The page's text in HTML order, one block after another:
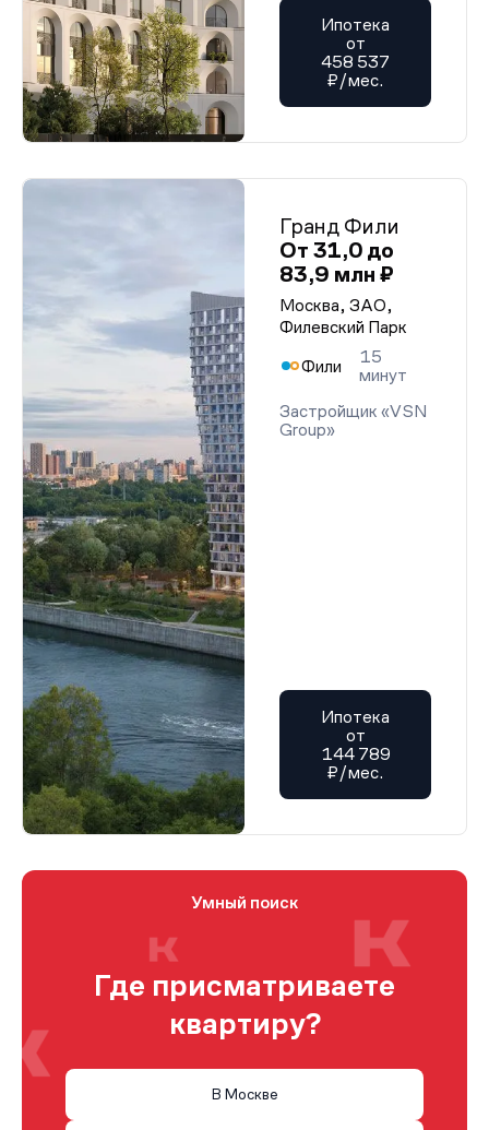
Ипотека
от
458 537
₽/мес.
Гранд Фили
От 31,0 до
83,9 млн ₽
Москва, ЗАО,
Филевский Парк
Фили
15
минут
Застройщик «VSN
Group»
Ипотека
от
144 789
₽/мес.
Умный поиск
Где присматриваете
квартиру?
В Москве